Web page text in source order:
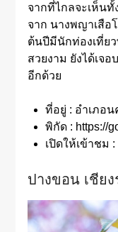
จากที่ไกลจะเห็น
จาก นางพญาเสือ
ต้นปีมีนักท่องเที่ย
สวยงาม ยังได้เจ
อีกด้วย
ที่อยู่ : อำเภอ
พิกัด : https://
เปิดให้เข้าชม
ปางขอน เชียง